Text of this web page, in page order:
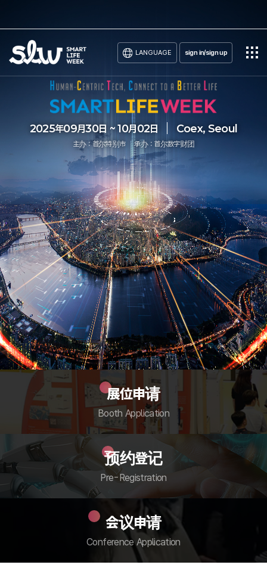
LANGUAGE sign in/sign up
2025年09月30日 ~ 10月02日 Coex, Seoul
主办：首尔特别市 承办：首尔数字财团
展位申请
Booth Application
预约登记
Pre-Registration
会议申请
Conference Application